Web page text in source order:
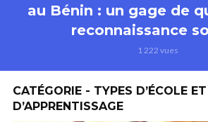
au Bénin : un gage de
reconnaissance
1 222 vues
CATÉGORIE - TYPES D’ÉCOLE ET
D’APPRENTISSAGE